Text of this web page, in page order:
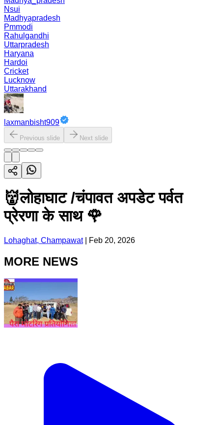
Nsui
Madhyapradesh
Pmmodi
Rahulgandhi
Uttarpradesh
Haryana
Hardoi
Cricket
Lucknow
Uttarakhand
laxmanbisht909
Previous slide Next slide
👹लोहाघाट /चंपावत अपडेट पर्वत
प्रेरणा के साथ 🌹
Lohaghat, Champawat| Feb 20, 2026
MORE NEWS